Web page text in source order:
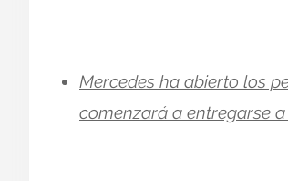
Mercedes ha abierto los
comenzará a entregarse